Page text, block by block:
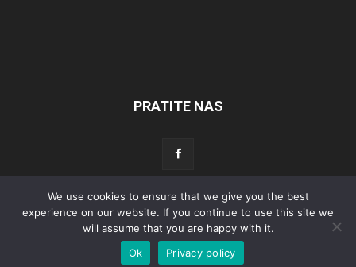
PRATITE NAS
Početna Aktualno Test Tehnika Servis Tuning
Sport
Lifestyle
Povijest
© Autopress - Sva prava pridržana.
We use cookies to ensure that we give you the best
experience on our website. If you continue to use this site we
will assume that you are happy with it.
Ok
Privacy policy